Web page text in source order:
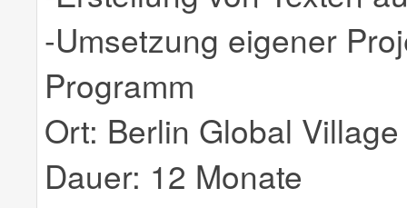
-Umsetzung eigener
Programm
Ort: Berlin Global
Dauer: 12 Monate